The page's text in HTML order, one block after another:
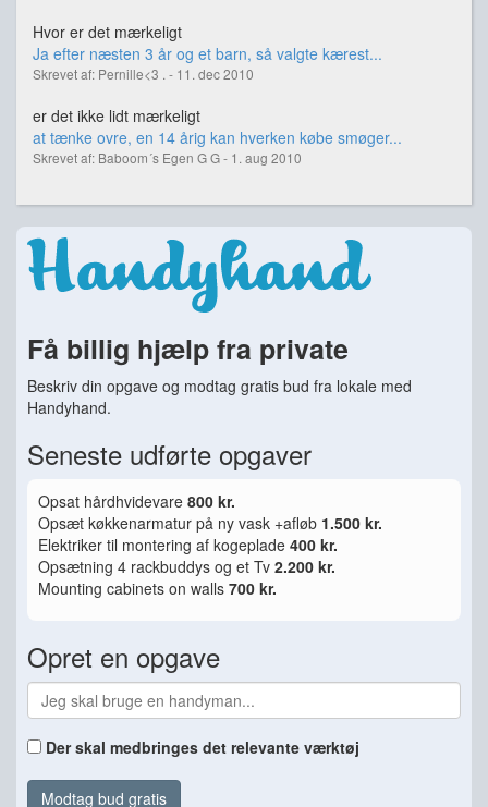
Hvor er det mærkeligt
Ja efter næsten 3 år og et barn, så valgte kærest...
Skrevet af: Pernille<3 . - 11. dec 2010
er det ikke lidt mærkeligt
at tænke ovre, en 14 årig kan hverken købe smøger...
Skrevet af: Baboom´s Egen G G - 1. aug 2010
Få billig hjælp fra private
Beskriv din opgave og modtag gratis bud fra lokale med
Handyhand.
Seneste udførte opgaver
Opsat hårdhvidevare 800 kr.
Opsæt køkkenarmatur på ny vask +afløb 1.500 kr.
Elektriker til montering af kogeplade 400 kr.
Opsætning 4 rackbuddys og et Tv 2.200 kr.
Mounting cabinets on walls 700 kr.
Opret en opgave
Der skal medbringes det relevante værktøj
Modtag bud gratis